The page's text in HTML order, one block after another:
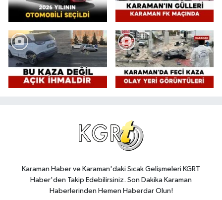
Karaman Haber ve Karaman'daki Sıcak Gelişmeleri KGRT
Haber'den Takip Edebilirsiniz. Son Dakika Karaman
Haberlerinden Hemen Haberdar Olun!